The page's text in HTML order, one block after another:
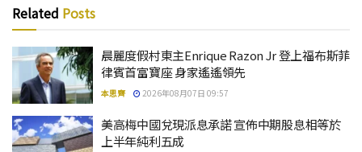
Related Posts
晨麗度假村東主Enrique Razon Jr 登上福布斯菲
律賓首富寶座 身家遙遙領先
本思齊 2026年08月07日 09:57
美高梅中國兌現派息承諾 宣佈中期股息相等於
上半年純利五成